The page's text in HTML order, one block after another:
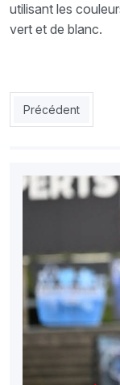
utilisant les
vert et de blanc.
Article précédent
Précédent